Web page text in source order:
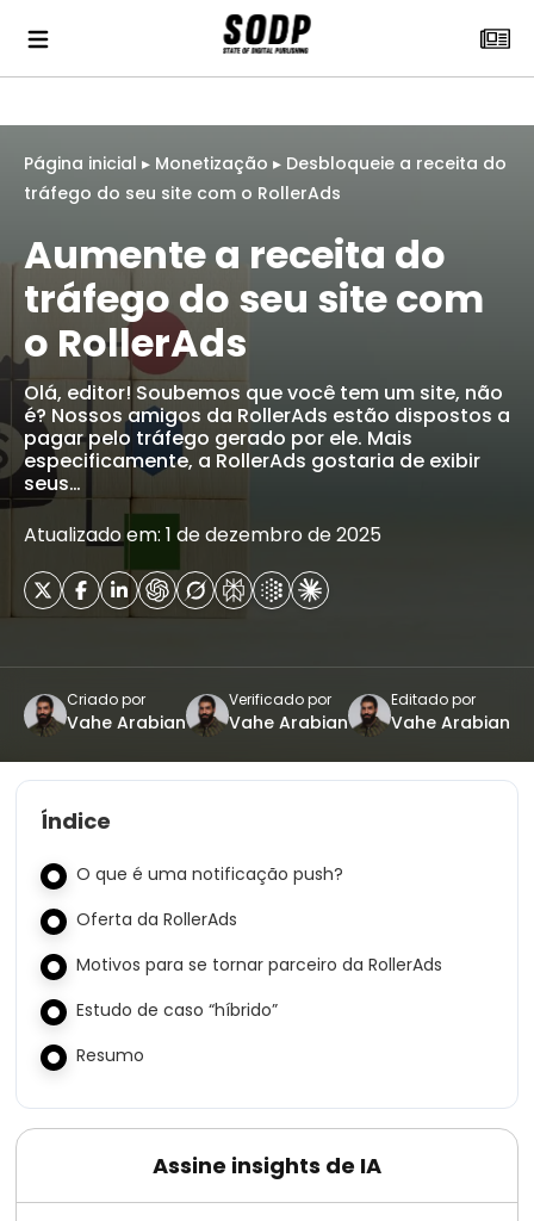
Página inicial ▸ Monetização ▸ Desbloqueie a receita do
tráfego do seu site com o RollerAds
Aumente a receita do
tráfego do seu site com
o RollerAds
Olá, editor! Soubemos que você tem um site, não
é? Nossos amigos da RollerAds estão dispostos a
pagar pelo tráfego gerado por ele. Mais
especificamente, a RollerAds gostaria de exibir
seus…
Atualizado em: 1 de dezembro de 2025
Criado por
Vahe Arabian
Verificado por
Vahe Arabian
Editado por
Vahe Arabian
Índice
O que é uma notificação push?
Oferta da RollerAds
Motivos para se tornar parceiro da RollerAds
Estudo de caso “híbrido”
Resumo
Assine insights de IA